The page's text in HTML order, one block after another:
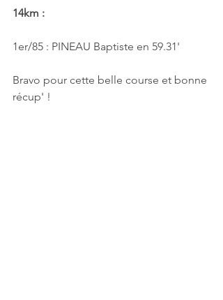
14km :
1er/85 : PINEAU Baptiste en 59.31'
Bravo pour cette belle course et bonne
récup' !